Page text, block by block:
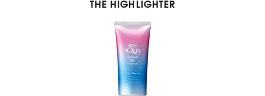
THE HIGHLIGHTER